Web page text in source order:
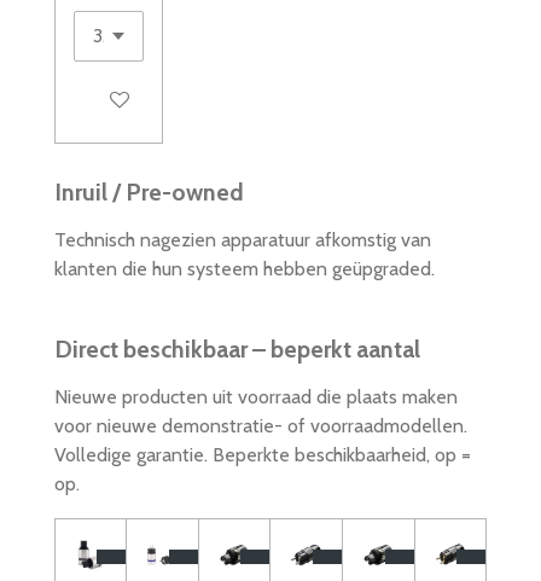
In winkelwagen
Inruil / Pre-owned
Technisch nagezien apparatuur afkomstig van
klanten die hun systeem hebben geüpgraded.
Direct beschikbaar – beperkt aantal
Nieuwe producten uit voorraad die plaats maken
voor nieuwe demonstratie- of voorraadmodellen.
Volledige garantie. Beperkte beschikbaarheid, op =
op.